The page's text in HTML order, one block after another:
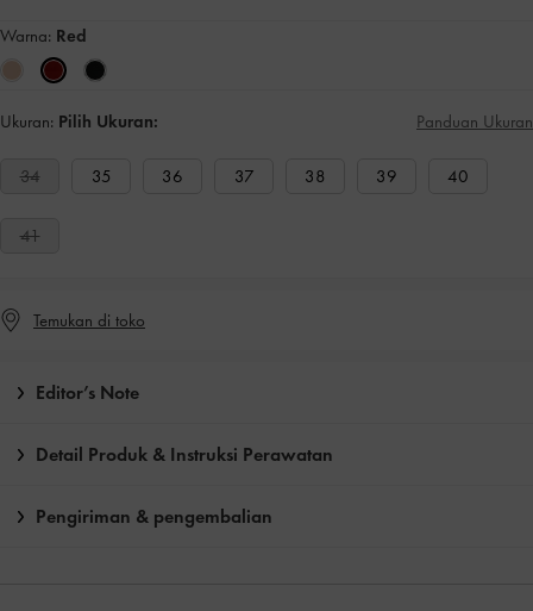
Warna: Red
Ukuran: Pilih Ukuran: Panduan Ukuran
34 35 36 37 38 39 40
41
Temukan di toko
Editor’s Note
Detail Produk & Instruksi Perawatan
Pengiriman & pengembalian